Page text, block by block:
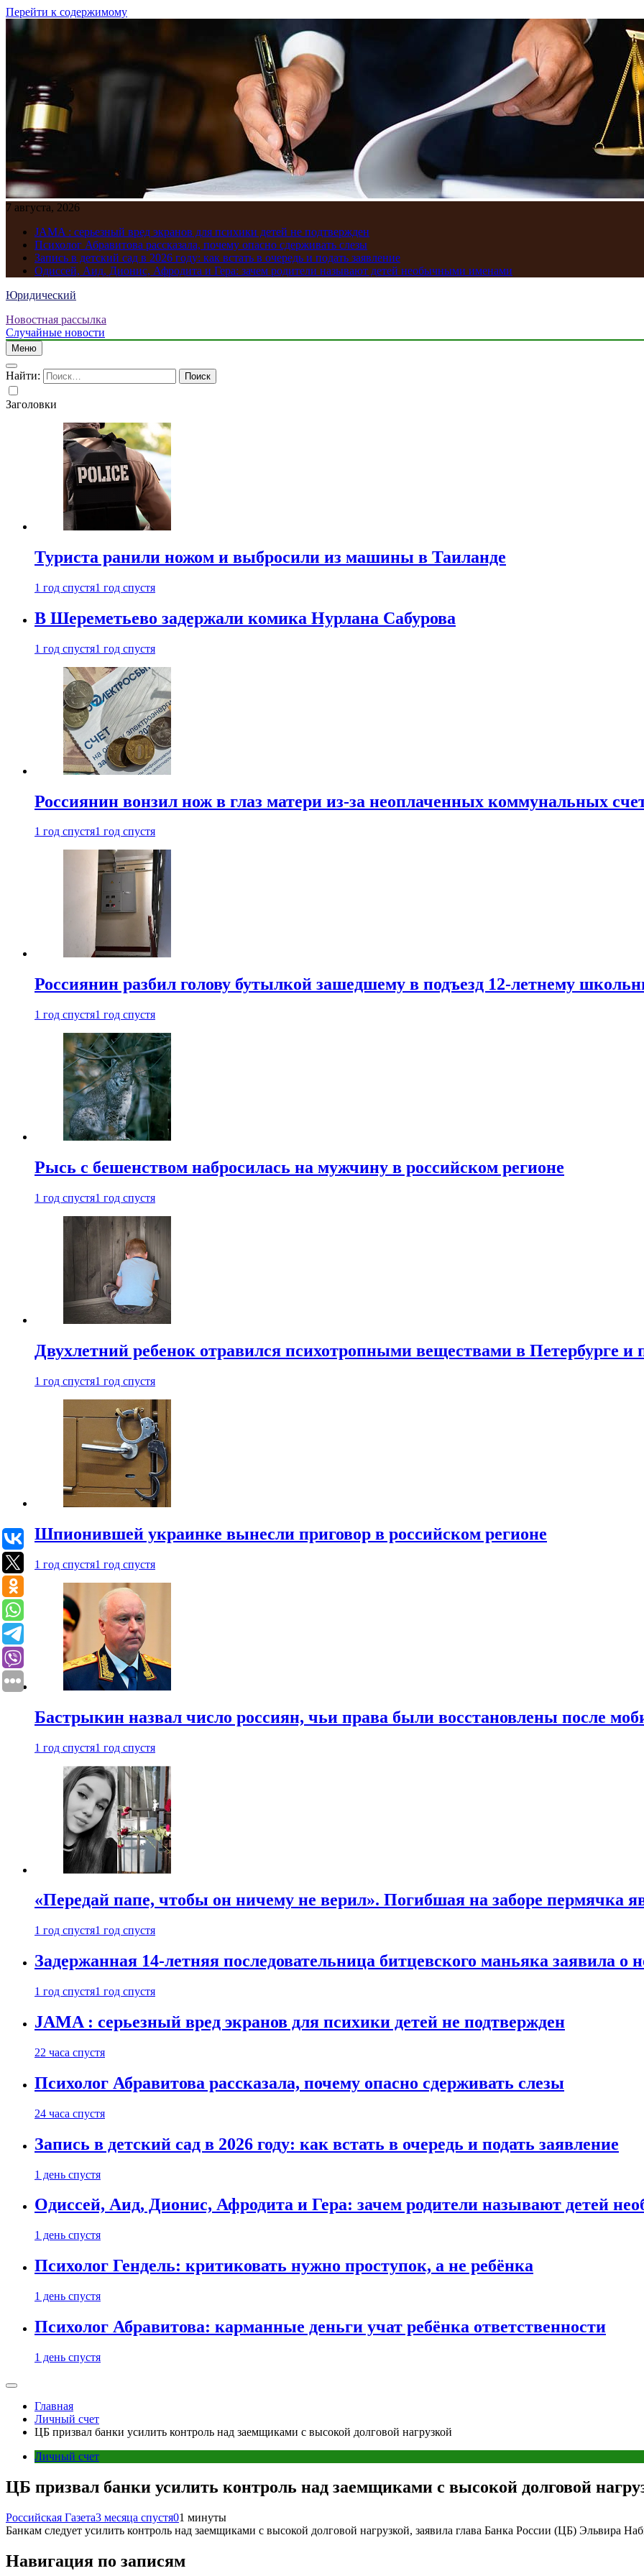
Перейти к содержимому
7 августа, 2026
JAMA : серьезный вред экранов для психики детей не подтвержден
Психолог Абравитова рассказала, почему опасно сдерживать слезы
Запись в детский сад в 2026 году: как встать в очередь и подать заявление
Одиссей, Аид, Дионис, Афродита и Гера: зачем родители называют детей необычными именами
Юридический
Новостная рассылка
Случайные новости
Меню
Найти:
Заголовки
Туриста ранили ножом и выбросили из машины в Таиланде
1 год спустя1 год спустя
В Шереметьево задержали комика Нурлана Сабурова
1 год спустя1 год спустя
Россиянин вонзил нож в глаз матери из-за неоплаченных коммунальных
1 год спустя1 год спустя
Россиянин разбил голову бутылкой зашедшему в подъезд 12-летнему
1 год спустя1 год спустя
Рысь с бешенством набросилась на мужчину в российском регионе
1 год спустя1 год спустя
Двухлетний ребенок отравился психотропными веществами в Петербурге
1 год спустя1 год спустя
Шпионившей украинке вынесли приговор в российском регионе
1 год спустя1 год спустя
Бастрыкин назвал число россиян, чьи права были восстановлены после
1 год спустя1 год спустя
«Передай папе, чтобы он ничему не верил». Погибшая на заборе пермячка
1 год спустя1 год спустя
Задержанная 14-летняя последовательница битцевского маньяка заявила о
1 год спустя1 год спустя
JAMA : серьезный вред экранов для психики детей не подтвержден
22 часа спустя
Психолог Абравитова рассказала, почему опасно сдерживать слезы
24 часа спустя
Запись в детский сад в 2026 году: как встать в очередь и подать заявление
1 день спустя
Одиссей, Аид, Дионис, Афродита и Гера: зачем родители называют детей
1 день спустя
Психолог Гендель: критиковать нужно проступок, а не ребёнка
1 день спустя
Психолог Абравитова: карманные деньги учат ребёнка ответственности
1 день спустя
Главная
Личный счет
ЦБ призвал банки усилить контроль над заемщиками с высокой долговой нагрузкой
Личный счет
ЦБ призвал банки усилить контроль над заемщиками с высокой долговой
Российская Газета3 месяца спустя01 минуты
Банкам следует усилить контроль над заемщиками с высокой долговой нагрузкой, заявила глава Банка России (ЦБ) Эльвира
Навигация по записям